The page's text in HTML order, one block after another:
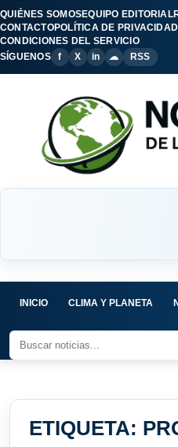
QUIÉNES SOMOSEQUIPO EDITORIAL
CONTACTOPOLÍTICA DE
CONDICIONES DEL SERVICIO
SÍGUENOS
f X in ☁ RSS
INICIO CLIMA Y PLANETA
ETIQUETA: